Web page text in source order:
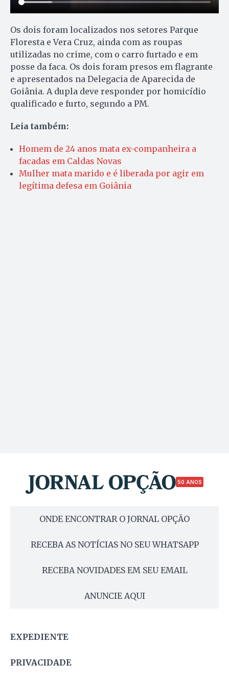
Os dois foram localizados nos setores Parque
Floresta e Vera Cruz, ainda com as roupas
utilizadas no crime, com o carro furtado e em
posse da faca. Os dois foram presos em flagrante
e apresentados na Delegacia de Aparecida de
Goiânia. A dupla deve responder por homicídio
qualificado e furto, segundo a PM.
Leia também:
Homem de 24 anos mata ex-companheira a
facadas em Caldas Novas
Mulher mata marido e é liberada por agir em
legítima defesa em Goiânia
50 ANOS
ONDE ENCONTRAR O JORNAL OPÇÃO
RECEBA AS NOTÍCIAS NO SEU WHATSAPP
RECEBA NOVIDADES EM SEU EMAIL
ANUNCIE AQUI
EXPEDIENTE
PRIVACIDADE